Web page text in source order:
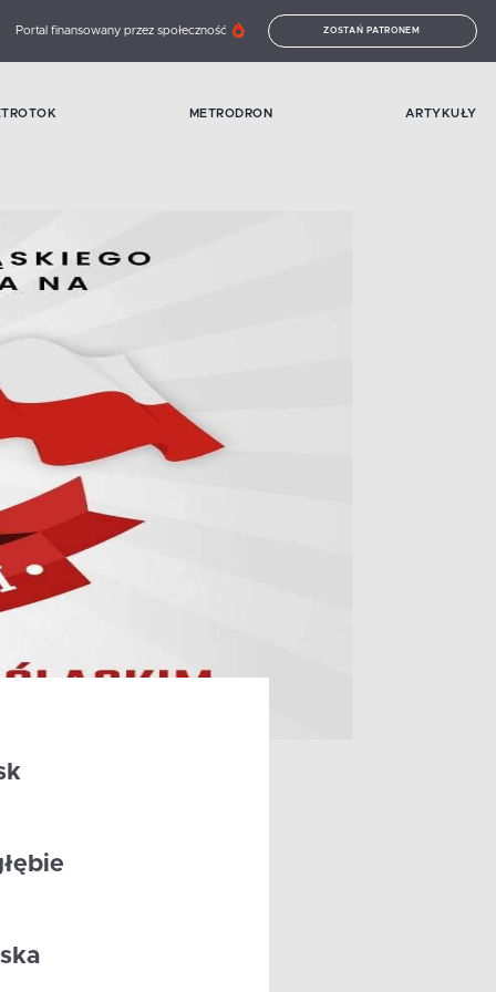
Portal finansowany przez społeczność ZOSTAŃ PATRONEM
METRODRON ARTYKUŁY